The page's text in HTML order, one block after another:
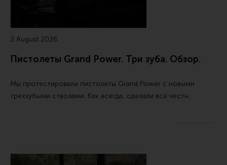
2 August 2026
Пистолеты Grand Power. Три зуба. Обзор.
Мы протестировали пистолеты Grand Power с новыми
трехзубыми стволами. Как всегда, сделали всё честн…